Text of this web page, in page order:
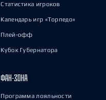
Статистика игроков
Календарь игр «Торпедо»
Плей-офф
Кубок Губернатора
ФАН-ЗОНА
Программа лояльности